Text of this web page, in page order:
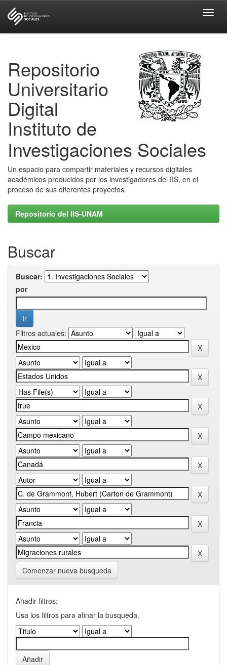
Repositorio
Universitario
Digital
Instituto de
Investigaciones Sociales
Un espacio para compartir materiales y recursos digitales
académicos producidos por los investigadores del IIS, en el
proceso de sus diferentes proyectos.
Repositorio del IIS-UNAM
Buscar
Buscar:
por
Filtros actuales:
Comenzar nueva busqueda
Añadir filtros:
Usa los filtros para afinar la busqueda.